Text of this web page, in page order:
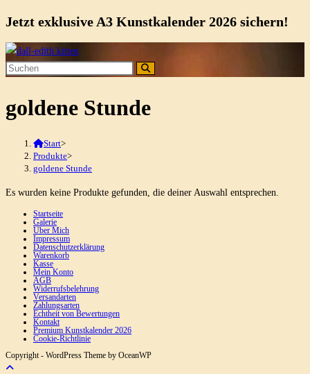
Zum
springen
Jetzt exklusive A3 Kunstkalender 2026 sichern!
goldene Stunde
Start>
Produkte>
goldene Stunde
Es wurden keine Produkte gefunden, die deiner Auswahl entsprechen.
Startseite
Galerie
Über Mich
Impressum
Datenschutzerklärung
Warenkorb
Kasse
Mein Konto
AGB
Widerrufsbelehrung
Versandarten
Zahlungsarten
Echtheit von Bewertungen
Kontakt
Premium Kunstkalender 2026
Cookie-Richtlinie
Copyright - WordPress Theme by OceanWP